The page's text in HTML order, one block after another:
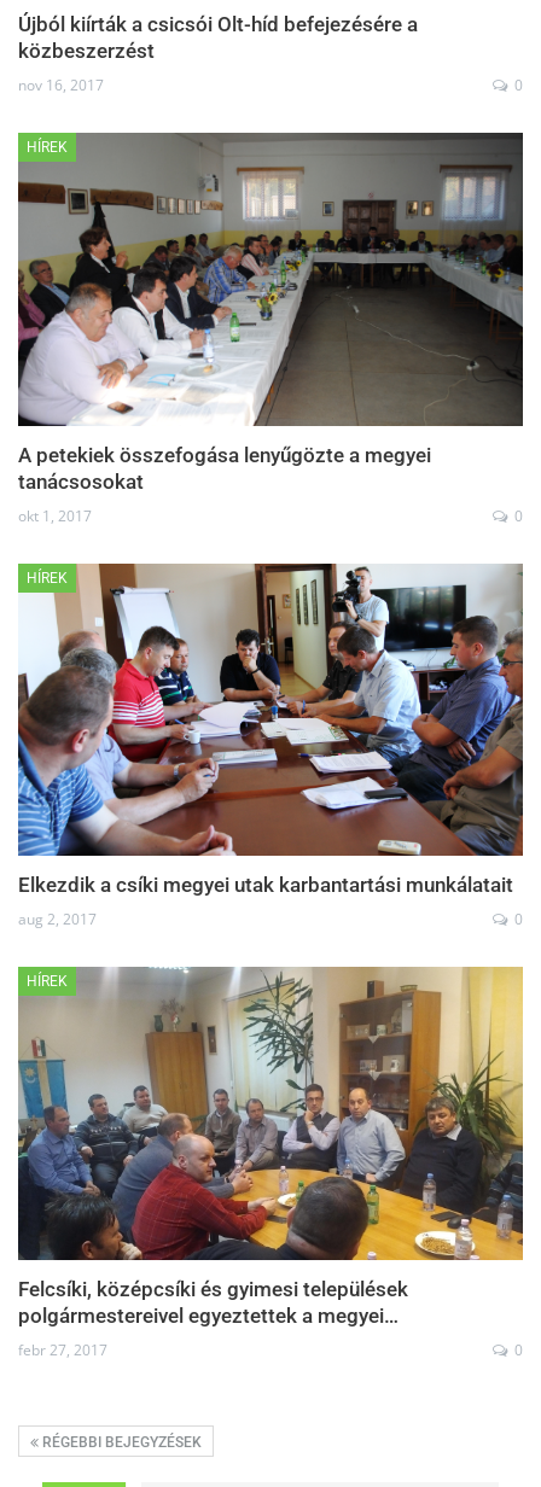
Újból kiírták a csicsói Olt-híd befejezésére a
közbeszerzést
nov 16, 2017 0
HÍREK
A petekiek összefogása lenyűgözte a megyei
tanácsosokat
okt 1, 2017 0
HÍREK
Elkezdik a csíki megyei utak karbantartási munkálatait
aug 2, 2017 0
HÍREK
Felcsíki, középcsíki és gyimesi települések
polgármestereivel egyeztettek a megyei…
febr 27, 2017 0
RÉGEBBI BEJEGYZÉSEK